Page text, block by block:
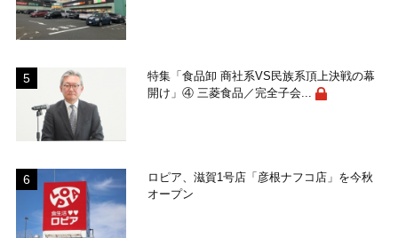
特集「食品卸 商社系VS民族系頂上決戦の幕
開け」④ 三菱食品／完全子会...
ロピア、滋賀1号店「彦根ナフコ店」を今秋
オープン